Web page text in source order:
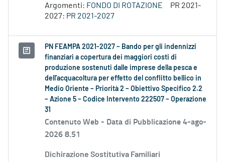
Argomenti: FONDO DI ROTAZIONE
PR 2021-
2027: PR 2021-2027
PN FEAMPA 2021-2027 – Bando per gli indennizzi
finanziari a copertura dei maggiori costi di
produzione sostenuti dalle imprese della pesca e
dell'acquacoltura per effetto del conflitto bellico in
Medio Oriente – Priorità 2 – Obiettivo Specifico 2.2
– Azione 5 – Codice Intervento 222507 – Operazione
31
Contenuto Web - Data di Pubblicazione 4-ago-
2026 8.51
Dichirazione Sostitutiva Familiari